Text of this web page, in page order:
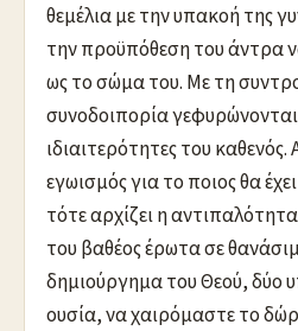
θεμέλια με την υπακοή της
την προϋπόθεση του άντρα
ως το σώμα του. Με τη
συνοδοιπορία
ιδιαιτερότητες του καθενός.
εγωισμός για το ποιος θα
τότε αρχίζει η
του βαθέος έρωτα σε
δημιούργημα του Θεού, δύο
ουσία, να χαιρόμαστε το